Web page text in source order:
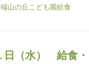
端山の丘こども園給食
日（水） 給食